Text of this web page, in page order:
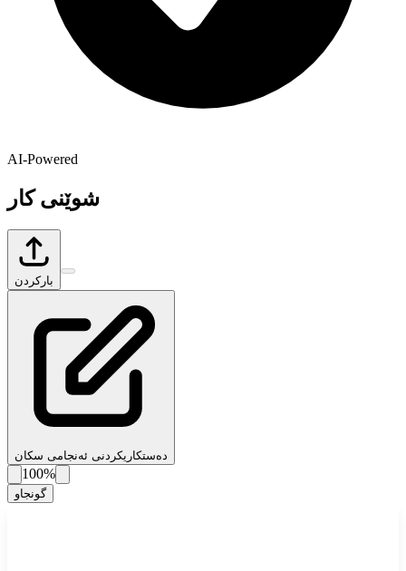
AI-Powered
شوێنی کار
بارکردن
دەستکاریکردنی ئەنجامی سکان
100%
گونجاو